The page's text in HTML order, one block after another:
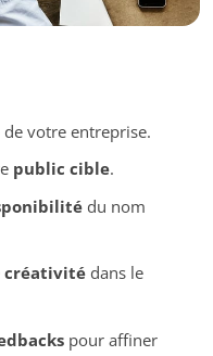
de votre entreprise.
public cible.
du nom
créativitédans le
pour affiner